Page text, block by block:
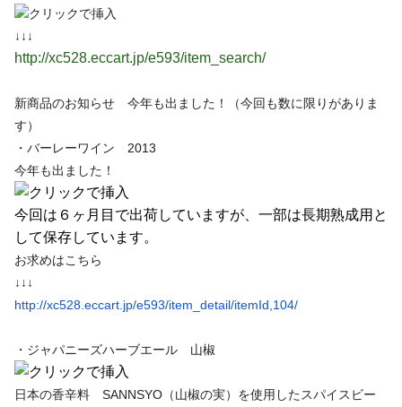
↓↓↓
http://xc528.eccart.jp/e593/item_search/
新商品のお知らせ 今年も出ました！（今回も数に限りがありま
す）
・バーレーワイン 2013
今年も出ました！
今回は６ヶ月目で出荷していますが、一部は長期熟成用と
して保存しています。
お求めはこちら
↓↓↓
http://xc528.eccart.jp/e593/item_detail/itemId,104/
・ジャパニーズハーブエール 山椒
日本の香辛料 SANNSYO（山椒の実）を使用したスパイスビー